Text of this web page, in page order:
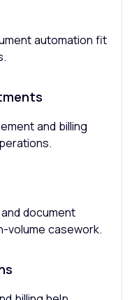
automation fit
and billing
document
volume casework.